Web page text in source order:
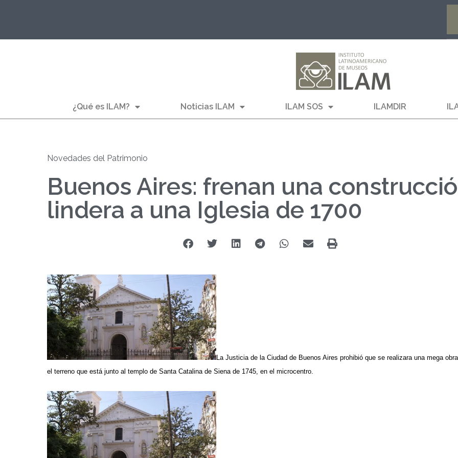
¿Qué es ILAM? Noticias ILAM ILAM SOS ILAMDIR
Novedades del Patrimonio
Buenos Aires: frenan una
lindera a una Iglesia de 1700
La Justicia de la Ciudad de Buenos Aires prohibió que se realizara una mega
el terreno que está junto al templo de Santa Catalina de Siena de 1745, en el microcentro.